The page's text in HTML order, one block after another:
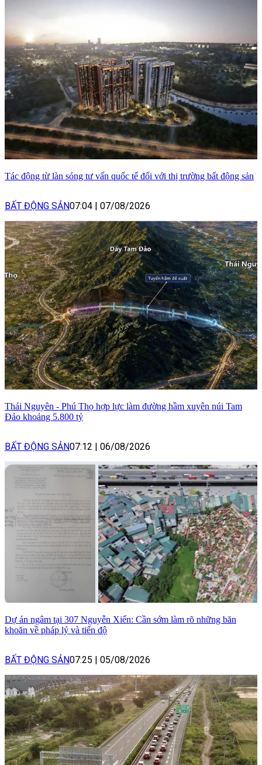
Tác động từ làn sóng tư vấn quốc tế đối với thị trường bất động sản
BẤT ĐỘNG SẢN07:04 | 07/08/2026
Thái Nguyên - Phú Thọ hợp lực làm đường hầm xuyên núi Tam
Đảo khoảng 5.800 tỷ
BẤT ĐỘNG SẢN07:12 | 06/08/2026
Dự án ngâm tại 307 Nguyễn Xiển: Cần sớm làm rõ những băn
khoăn về pháp lý và tiến độ
BẤT ĐỘNG SẢN07:25 | 05/08/2026